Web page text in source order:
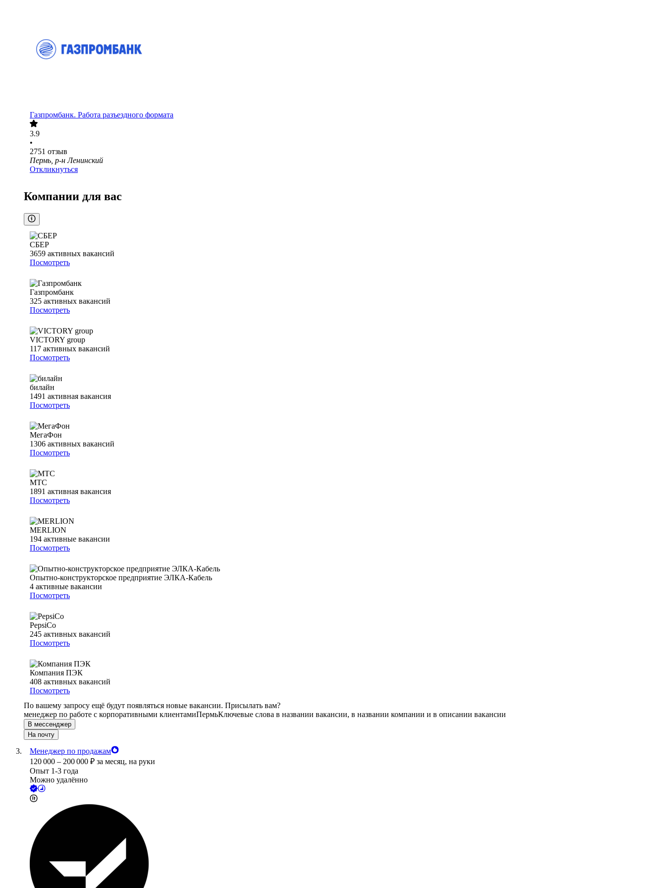
Газпромбанк. Работа разъездного формата
3.9
•
2751 отзыв
Пермь, р-н Ленинский
Откликнуться
Компании для вас
СБЕР
3659 активных вакансий
Посмотреть
Газпромбанк
325 активных вакансий
Посмотреть
VICTORY group
117 активных вакансий
Посмотреть
билайн
1491 активная вакансия
Посмотреть
МегаФон
1306 активных вакансий
Посмотреть
МТС
1891 активная вакансия
Посмотреть
MERLION
194 активные вакансии
Посмотреть
Опытно-конструкторское предприятие ЭЛКА-Кабель
4 активные вакансии
Посмотреть
PepsiCo
245 активных вакансий
Посмотреть
Компания ПЭК
408 активных вакансий
Посмотреть
По вашему запросу ещё будут появляться новые вакансии. Присылать вам?
менеджер по работе с корпоративными клиентамиПермьКлючевые слова в названии вакансии, в названии компании и в описании вакансии
В мессенджер
На почту
Менеджер по продажам
120 000 – 200 000 ₽ за месяц, на руки
Опыт 1-3 года
Можно удалённо